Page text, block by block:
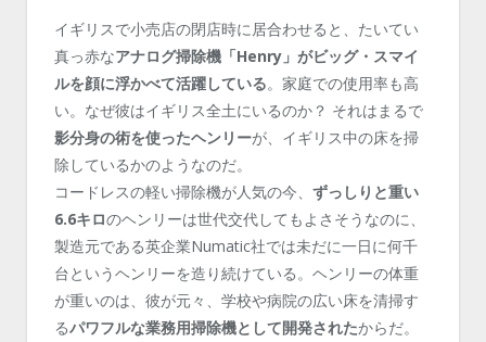
イギリスで小売店の閉店時に居合わせると、たいてい
真っ赤なアナログ掃除機「Henry」がビッグ・スマイ
ルを顔に浮かべて活躍している。家庭での使用率も高
い。なぜ彼はイギリス全土にいるのか？ それはまるで
影分身の術を使ったヘンリーが、イギリス中の床を掃
除しているかのようなのだ。
コードレスの軽い掃除機が人気の今、 ずっしりと重い
6.6キロのヘンリーは世代交代してもよさそうなのに、
製造元である英企業Numatic社では未だに一日に何千
台というヘンリーを造り続けている。ヘンリーの体重
が重いのは、彼が元々、学校や病院の広い床を清掃す
るパワフルな業務用掃除機として開発されたからだ。